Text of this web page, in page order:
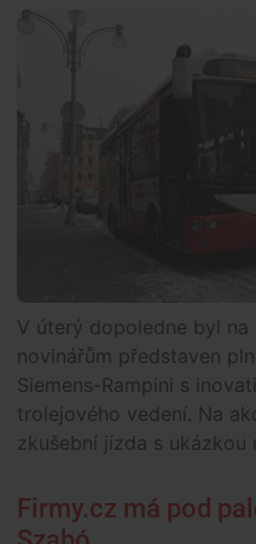
V úterý dopoledne byl na
novinářům představen
Siemens-Rampini s
trolejového vedení. Na
zkušební jízda s ukázkou
Firmy.cz má pod